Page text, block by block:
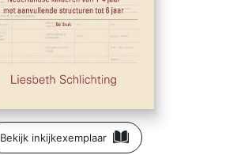
Bekijk inkijkexemplaar